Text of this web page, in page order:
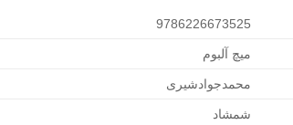
9786226673525
میچ آلبوم
محمدجوادشیری
شمشاد